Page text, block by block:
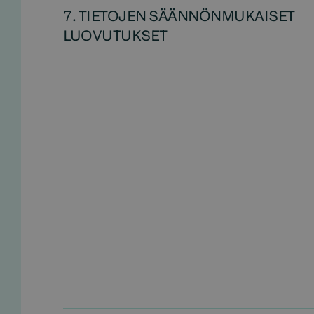
7. TIETOJEN SÄÄNNÖNMUKAISET
LUOVUTUKSET